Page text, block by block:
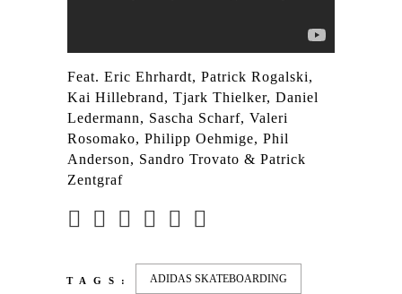
Feat. Eric Ehrhardt, Patrick Rogalski,
Kai Hillebrand, Tjark Thielker, Daniel
Ledermann, Sascha Scharf, Valeri
Rosomako, Philipp Oehmige, Phil
Anderson, Sandro Trovato & Patrick
Zentgraf
TAGS: ADIDAS SKATEBOARDING